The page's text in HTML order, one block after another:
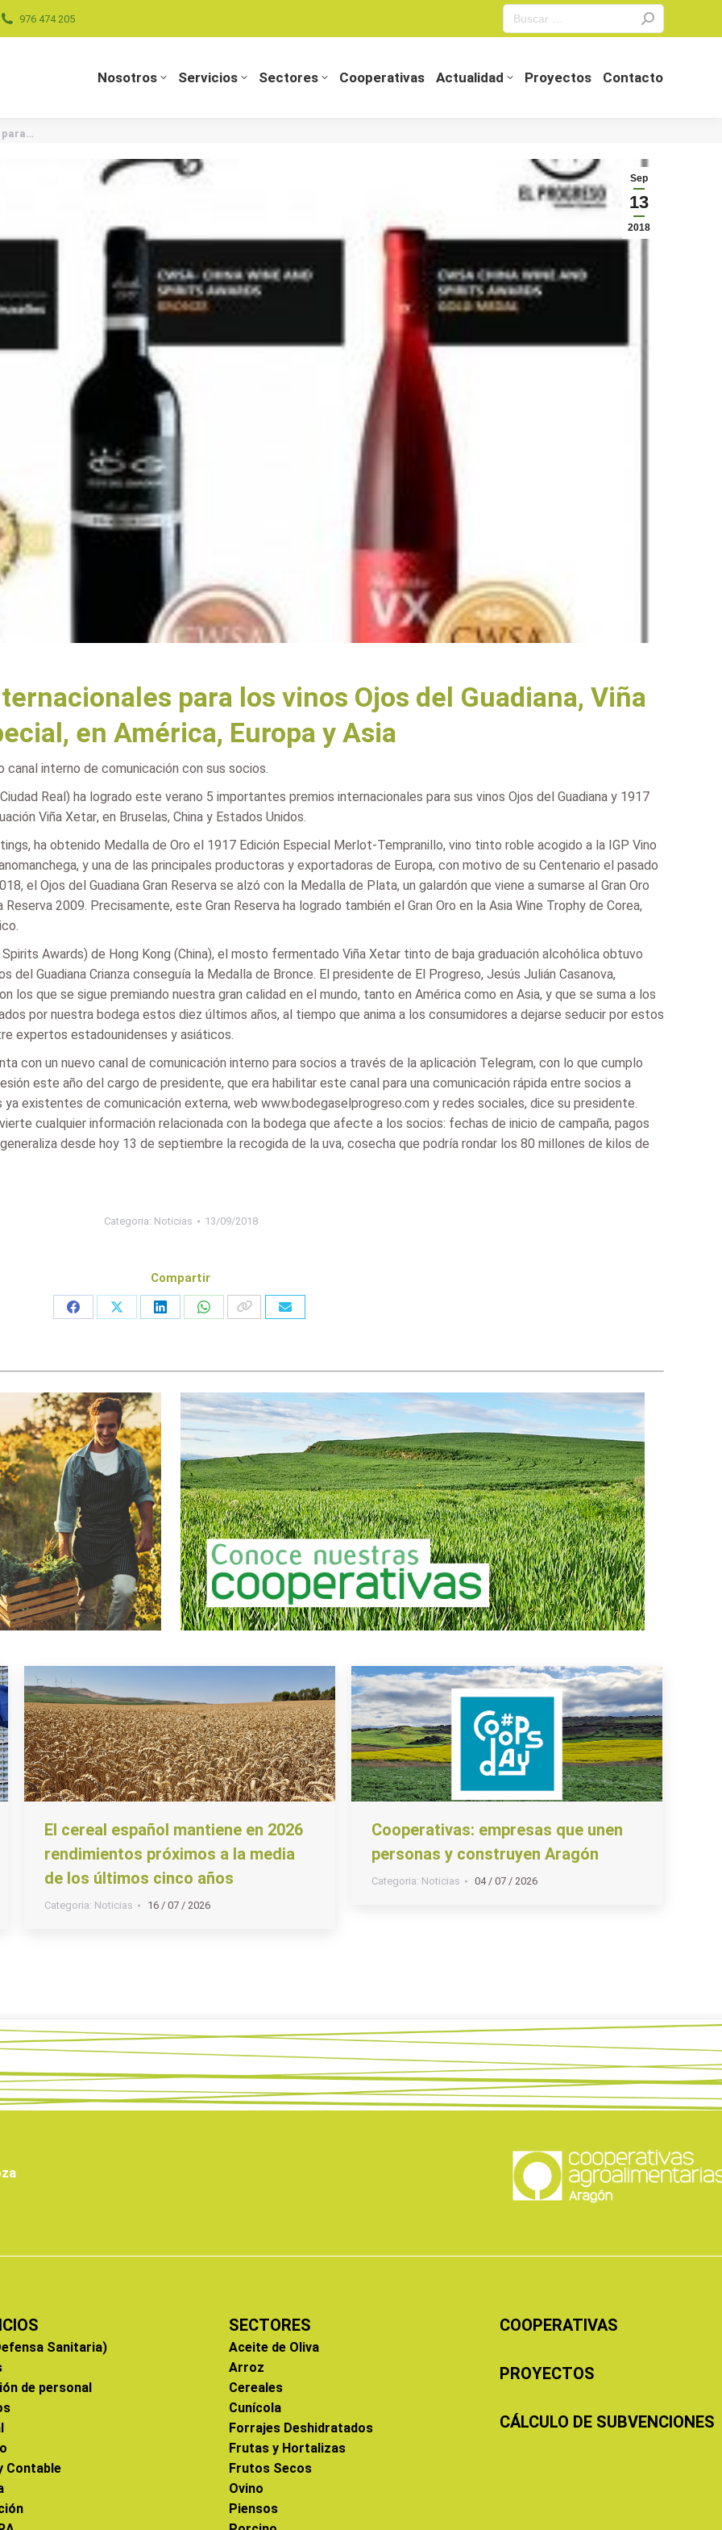
976 474 205
Search:
Nosotros Servicios Sectores Cooperativas Actualidad Proyectos Contacto
para…
Sep
13
2018
para los vinos Ojos del Guadiana, Viña
en América, Europa y Asia
interno de comunicación con sus socios.
Real) ha logrado este verano 5 importantes premios internacionales para sus vinos Ojos del Guadiana y 1917
Viña Xetar, en Bruselas, China y Estados Unidos.
ha obtenido Medalla de Oro el 1917 Edición Especial Merlot-Tempranillo, vino tinto roble acogido a la IGP Vino
y una de las principales productoras y exportadoras de Europa, con motivo de su Centenario el pasado
el Ojos del Guadiana Gran Reserva se alzó con la Medalla de Plata, un galardón que viene a sumarse al Gran Oro
2009. Precisamente, este Gran Reserva ha logrado también el Gran Oro en la Asia Wine Trophy de Corea,
Awards) de Hong Kong (China), el mosto fermentado Viña Xetar tinto de baja graduación alcohólica obtuvo
del Guadiana Crianza conseguía la Medalla de Bronce. El presidente de El Progreso, Jesús Julián Casanova,
los que se sigue premiando nuestra gran calidad en el mundo, tanto en América como en Asia, y que se suma a los
por nuestra bodega estos diez últimos años, al tiempo que anima a los consumidores a dejarse seducir por estos
expertos estadounidenses y asiáticos.
con un nuevo canal de comunicación interno para socios a través de la aplicación Telegram, con lo que cumplo
este año del cargo de presidente, que era habilitar este canal para una comunicación rápida entre socios a
existentes de comunicación externa, web www.bodegaselprogreso.com y redes sociales, dice su presidente.
cualquier información relacionada con la bodega que afecte a los socios: fechas de inicio de campaña, pagos
desde hoy 13 de septiembre la recogida de la uva, cosecha que podría rondar los 80 millones de kilos de
Categoria: Noticias 13/09/2018
Compartir
Share
Share
Share
Share
El cereal español mantiene en 2026
rendimientos próximos a la media
de los últimos cinco años
Categoria: Noticias 16 / 07 / 2026
Cooperativas: empresas que unen
personas y construyen Aragón
Categoria: Noticias 04 / 07 / 2026
Sanitaria)
de personal
Contable
SECTORES
Aceite de Oliva
Arroz
Cereales
Cunícola
Forrajes Deshidratados
Frutas y Hortalizas
Frutos Secos
Ovino
Piensos
COOPERATIVAS
PROYECTOS
CÁLCULO DE SUBVENCIONES
Actualidad Proyectos Contacto